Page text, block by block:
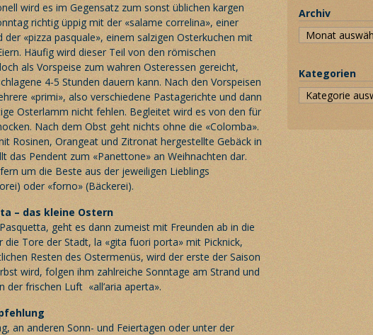
wird es im Gegensatz zum sonst üblichen kargen
richtig üppig mit der «salame correlina», einer
der «pizza pasquale», einem salzigen Osterkuchen mit
Häufig wird dieser Teil von den römischen
als Vorspeise zum wahren Osteressen gereicht,
4-5 Stunden dauern kann. Nach den Vorspeisen
«primi», also verschiedene Pastagerichte und dann
Osterlamm nicht fehlen. Begleitet wird es von den für
Nach dem Obst geht nichts ohne die «Colomba».
Rosinen, Orangeat und Zitronat hergestellte Gebäck in
das Pendent zum «Panettone» an Weihnachten dar.
um die Beste aus der jeweiligen Lieblings
oder «forno» (Bäckerei).
– das kleine Ostern
geht es dann zumeist mit Freunden ab in die
die Tore der Stadt, la «gita fuori porta» mit Picknick,
Resten des Ostermenüs, wird der erste der Saison
wird, folgen ihm zahlreiche Sonntage am Strand und
der frischen Luft «all’aria aperta».
an anderen Sonn- und Feiertagen oder unter der
Archiv
Kategorien